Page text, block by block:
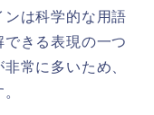
ンは科学的な用語
きる表現の一つ
常に多いため、